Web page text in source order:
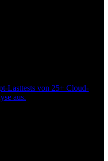
Lasttests von 25+ Cloud-
aus.